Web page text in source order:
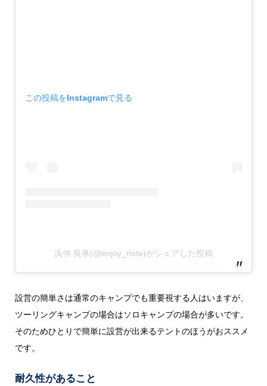
この投稿をInstagramで見る
浜仲 良孝(@enjoy_note)がシェアした投稿
設営の簡単さは通常のキャンプでも重要視する人はいますが、
ツーリングキャンプの場合はソロキャンプの場合が多いです。
そのためひとりで簡単に設営が出来るテントのほうがおススメ
です。
耐久性があること